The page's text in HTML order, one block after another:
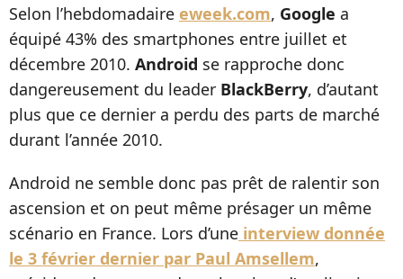
Selon l’hebdomadaire eweek.com, Google a
équipé 43% des smartphones entre juillet et
décembre 2010. Android se rapproche donc
dangereusement du leader BlackBerry, d’autant
plus que ce dernier a perdu des parts de marché
durant l’année 2010.
Android ne semble donc pas prêt de ralentir son
ascension et on peut même présager un même
scénario en France. Lors d’une interview donnée
le 3 février dernier par Paul Amsellem,